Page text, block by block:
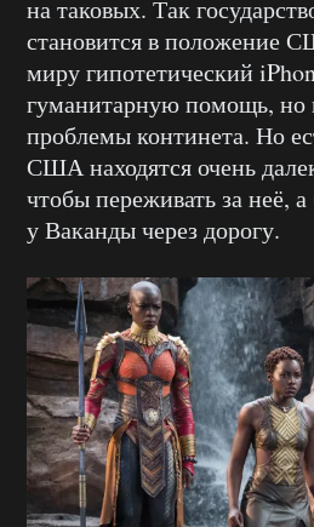
на таковых. Так
становится в положение
миру гипотетический
гуманитарную помощь, но
проблемы континета. Но
США находятся очень
чтобы переживать за неё,
у Ваканды через дорогу.